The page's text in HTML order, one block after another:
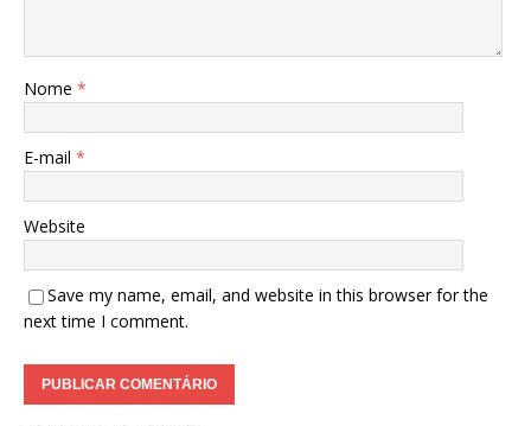
Nome *
E-mail *
Website
Save my name, email, and website in this browser for the
next time I comment.